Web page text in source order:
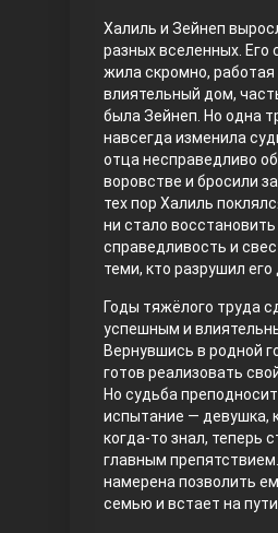
Правосyдие
Любовь напрокат
Халиль и Зейнеп
разных вселенных. Его
жила скромно, работая
влиятельный дом,
была Зейнеп. Но одна
навсегда изменила
отца несправедливо
воровстве и бросили
тех пор Халиль
ни стало восстановить
справедливость и
теми, кто разрушил его
Годы тяжёлого труда
успешным и
Вернувшись в родной
готов реализовать
Но судьба
испытание — девушка,
когда-то знал, теперь
главным
намерена позволить
семью и встает на пути.